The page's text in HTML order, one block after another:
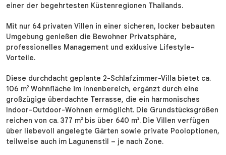
einer der begehrtesten Küstenregionen Thailands.
Mit nur 64 privaten Villen in einer sicheren, locker bebauten
Umgebung genießen die Bewohner Privatsphäre,
professionelles Management und exklusive Lifestyle-
Vorteile.
Diese durchdacht geplante 2-Schlafzimmer-Villa bietet ca.
106 m² Wohnfläche im Innenbereich, ergänzt durch eine
großzügige überdachte Terrasse, die ein harmonisches
Indoor-Outdoor-Wohnen ermöglicht. Die Grundstücksgrößen
reichen von ca. 377 m² bis über 640 m². Die Villen verfügen
über liebevoll angelegte Gärten sowie private Pooloptionen,
teilweise auch im Lagunenstil – je nach Zone.